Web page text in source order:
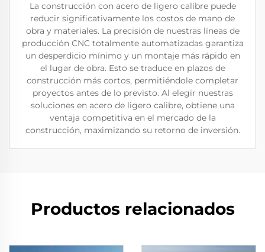
La construcción con acero de ligero calibre puede
reducir significativamente los costos de mano de
obra y materiales. La precisión de nuestras líneas de
producción CNC totalmente automatizadas garantiza
un desperdicio mínimo y un montaje más rápido en
el lugar de obra. Esto se traduce en plazos de
construcción más cortos, permitiéndole completar
proyectos antes de lo previsto. Al elegir nuestras
soluciones en acero de ligero calibre, obtiene una
ventaja competitiva en el mercado de la
construcción, maximizando su retorno de inversión.
Productos relacionados